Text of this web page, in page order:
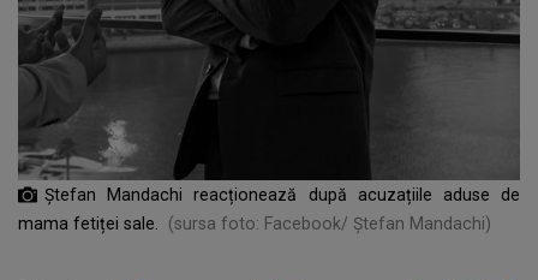
Ștefan Mandachi reacționează după acuzațiile aduse de
mama fetiței sale.
(sursa foto: Facebook/ Ștefan Mandachi)